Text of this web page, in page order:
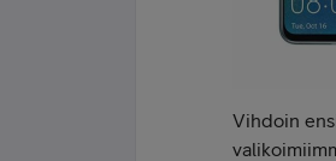
Vihdoin